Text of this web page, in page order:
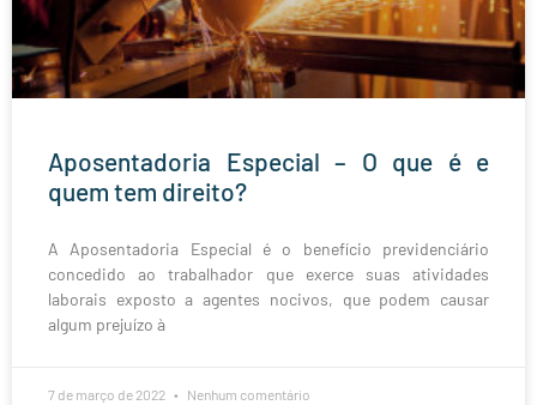
Aposentadoria Especial – O que é e
quem tem direito?
A Aposentadoria Especial é o benefício previdenciário
concedido ao trabalhador que exerce suas atividades
laborais exposto a agentes nocivos, que podem causar
algum prejuízo à
7 de março de 2022 Nenhum comentário